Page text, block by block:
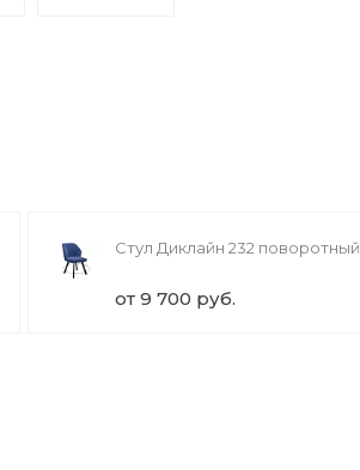
Стул Диклайн 232 поворотный
от 9 700 руб.